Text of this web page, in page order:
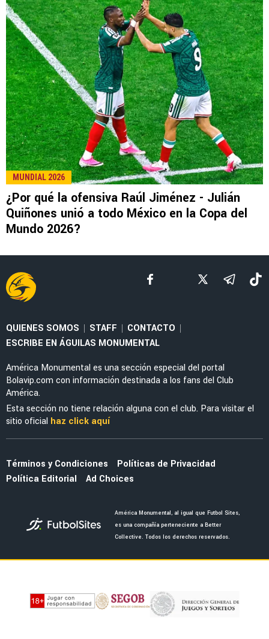
LEE TAMBIÉN
EX AMÉRICA
Raúl Jiménez tuvo un increíble recibimiento en
su primer partido con Wolverhampton en casa